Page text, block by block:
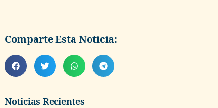
Noticias Recientes
Comparte Esta Noticia: